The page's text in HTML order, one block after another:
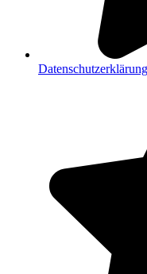
Datenschutzerklärung